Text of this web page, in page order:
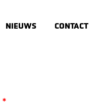
NIEUWS CONTACT
*